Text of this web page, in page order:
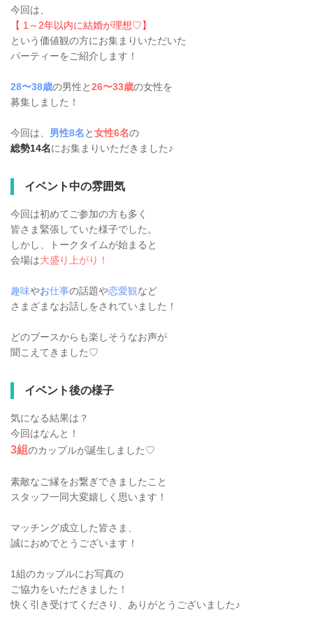
今回は、
【 1～2年以内に結婚が理想♡】
という価値観の方にお集まりいただいた
パーティーをご紹介します！
28〜38歳の男性と26〜33歳の女性を
募集しました！
今回は、 男性8名と女性6名の
総勢14名にお集まりいただきました♪
イベント中の雰囲気
今回は初めてご参加の方も多く
皆さま緊張していた様子でした。
しかし、トークタイムが始まると
会場は大盛り上がり！
趣味やお仕事の話題や恋愛観など
さまざまなお話しをされていました！
どのブースからも楽しそうなお声が
聞こえてきました♡
イベント後の様子
気になる結果は？
今回はなんと！
3組のカップルが誕生しました♡
素敵なご縁をお繋ぎできましたこと
スタッフ一同大変嬉しく思います！
マッチング成立した皆さま、
誠におめでとうございます！
1組のカップルにお写真の
ご協力をいただきました！
快く引き受けてくださり、ありがとうございました♪